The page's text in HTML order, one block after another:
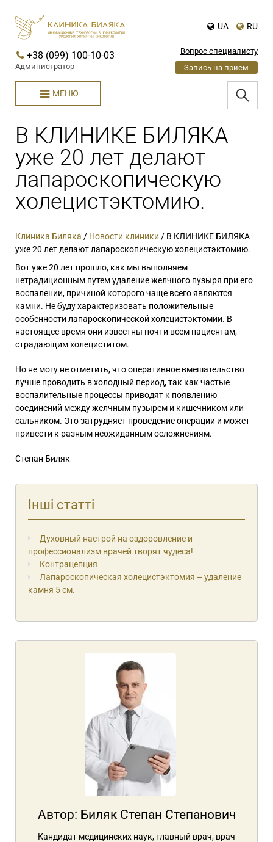
UA RU
+38 (099) 100-10-03
Администратор
Вопрос специалисту
Запись на прием
МЕНЮ
В КЛИНИКЕ БИЛЯКА
уже 20 лет делают
лапароскопическую
холецистэктомию.
Клиника Биляка / Новости клиники / В КЛИНИКЕ БИЛЯКА
уже 20 лет делают лапароскопическую холецистэктомию.
Вот уже 20 лет прошло, как мы выполняем
нетрадиционным путем удаление желчного пузыря при его
воспалении, причиной которого чаще всего являются
камни. Не буду характеризовать положительные
особенности лапароскопической холецистэктомии. В
настоящее время они известны почти всем пациентам,
страдающим холециститом.
Но не могу не отметить, что оперативное вмешательство
лучше проводить в холодный период, так как частые
воспалительные процессы приводят к появлению
соединений между желчным пузырем и кишечником или
сальником. Это затрудняет проведение операции и может
привести к разным неожиданным осложнениям.
Степан Биляк
Інші статті
Духовный настрой на оздоровление и
профессионализм врачей творят чудеса!
Контрацепция
Лапароскопическая холецистэктомия – удаление
камня 5 см.
Автор: Биляк Степан Степанович
Кандидат медицинских наук, главный врач, врач